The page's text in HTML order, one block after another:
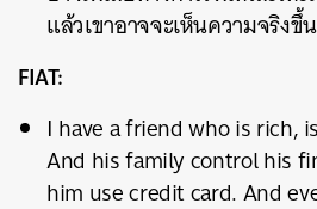
แล้วเขาอาจจะเห็นความจริงขึ้
FIAT:
I have a friend who is rich,
And his family control his
him use credit card. And